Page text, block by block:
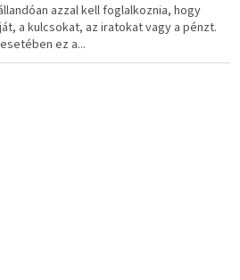
azzal kell foglalkoznia, hogy
a kulcsokat, az iratokat vagy a pénzt.
ez a...